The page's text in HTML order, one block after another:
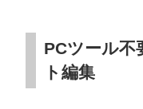
PCツール不
ト編集